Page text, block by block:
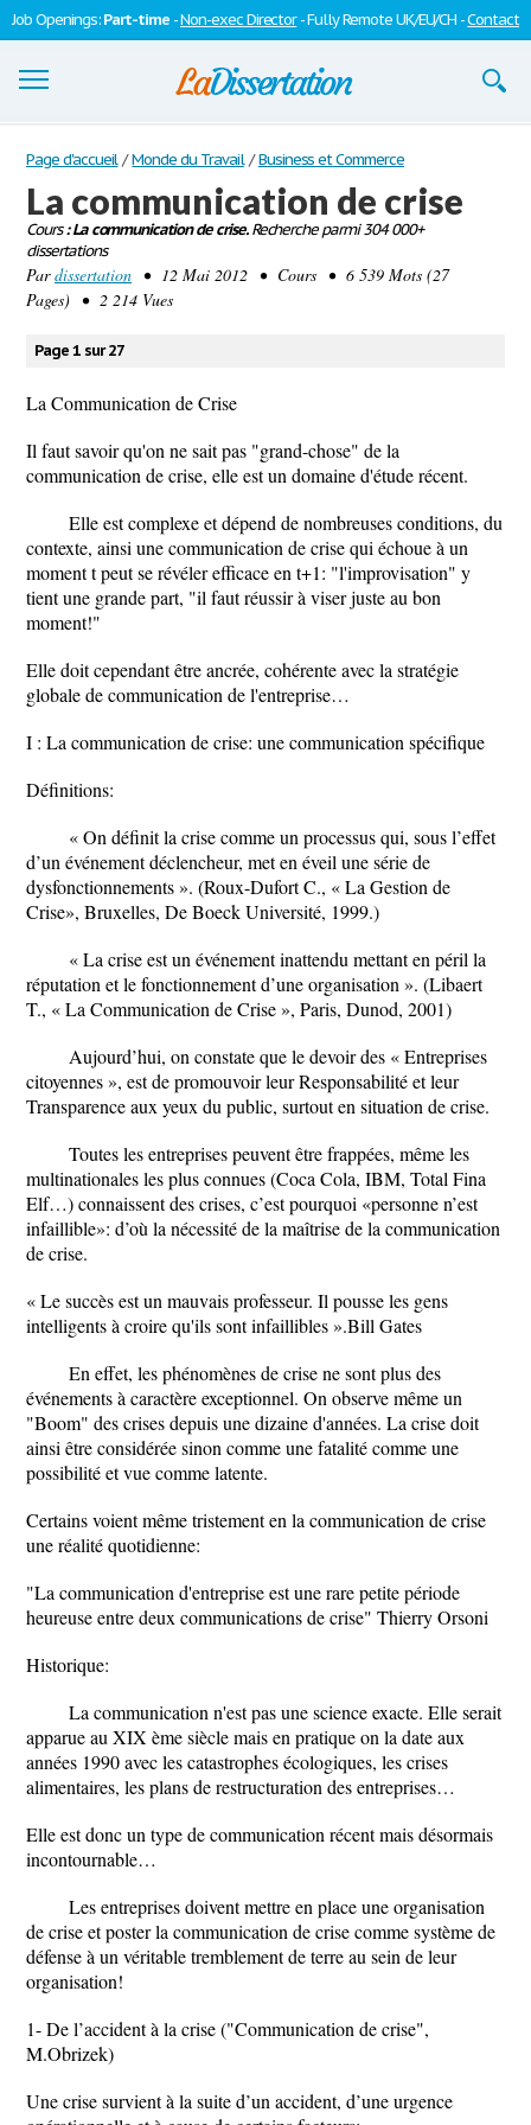
Job Openings:Part-time -Non-exec Director- Fully Remote UK/EU/CH -Contact
Dissertations
S'inscrire
Se connecter
Contactez-nous
Page d'accueil / Monde du Travail / Business et Commerce
La communication de crise
Cours: La communication de crise.Recherche parmi 304 000+
dissertations
Pardissertation • 12 Mai 2012 • Cours • 6 539 Mots (27
Pages) • 2 214 Vues
Page 1 sur 27
La Communication de Crise
Il faut savoir qu'on ne sait pas "grand-chose" de la
communication de crise, elle est un domaine d'étude récent.
Elle est complexe et dépend de nombreuses conditions, du
contexte, ainsi une communication de crise qui échoue à un
moment t peut se révéler efficace en t+1: "l'improvisation" y
tient une grande part, "il faut réussir à viser juste au bon
moment!"
Elle doit cependant être ancrée, cohérente avec la stratégie
globale de communication de l'entreprise…
I : La communication de crise: une communication spécifique
Définitions:
« On définit la crise comme un processus qui, sous l’effet
d’un événement déclencheur, met en éveil une série de
dysfonctionnements ». (Roux-Dufort C., « La Gestion de
Crise», Bruxelles, De Boeck Université, 1999.)
« La crise est un événement inattendu mettant en péril la
réputation et le fonctionnement d’une organisation ». (Libaert
T., « La Communication de Crise », Paris, Dunod, 2001)
Aujourd’hui, on constate que le devoir des « Entreprises
citoyennes », est de promouvoir leur Responsabilité et leur
Transparence aux yeux du public, surtout en situation de crise.
Toutes les entreprises peuvent être frappées, même les
multinationales les plus connues (Coca Cola, IBM, Total Fina
Elf…) connaissent des crises, c’est pourquoi «personne n’est
infaillible»: d’où la nécessité de la maîtrise de la communication
de crise.
« Le succès est un mauvais professeur. Il pousse les gens
intelligents à croire qu'ils sont infaillibles ».Bill Gates
En effet, les phénomènes de crise ne sont plus des
événements à caractère exceptionnel. On observe même un
"Boom" des crises depuis une dizaine d'années. La crise doit
ainsi être considérée sinon comme une fatalité comme une
possibilité et vue comme latente.
Certains voient même tristement en la communication de crise
une réalité quotidienne:
"La communication d'entreprise est une rare petite période
heureuse entre deux communications de crise" Thierry Orsoni
Historique:
La communication n'est pas une science exacte. Elle serait
apparue au XIX ème siècle mais en pratique on la date aux
années 1990 avec les catastrophes écologiques, les crises
alimentaires, les plans de restructuration des entreprises…
Elle est donc un type de communication récent mais désormais
incontournable…
Les entreprises doivent mettre en place une organisation
de crise et poster la communication de crise comme système de
défense à un véritable tremblement de terre au sein de leur
organisation!
1- De l’accident à la crise ("Communication de crise",
M.Obrizek)
Une crise survient à la suite d’un accident, d’une urgence